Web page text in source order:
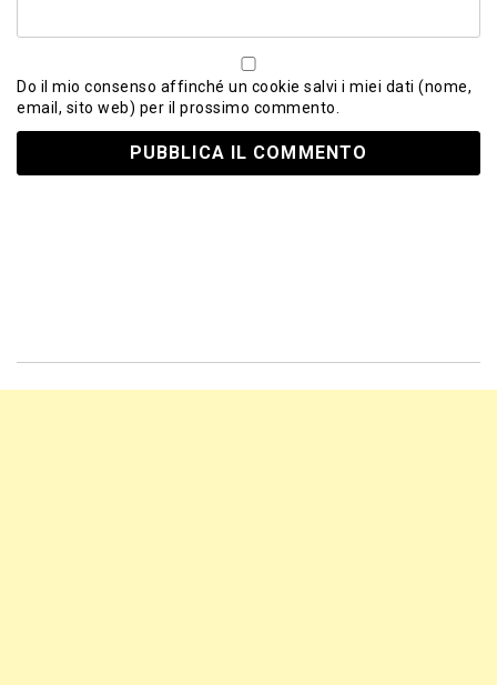
Do il mio consenso affinché un cookie salvi i miei dati (nome,
email, sito web) per il prossimo commento.